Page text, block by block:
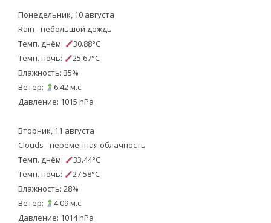
Понедельник, 10 августа
Rain - небольшой дождь
Темп. днём:
30.88°C
Темп. ночь:
25.67°C
Влажность: 35%
Ветер:
6.42 м.с.
Давление: 1015 hPa
Вторник, 11 августа
Clouds - переменная облачность
Темп. днём:
33.44°C
Темп. ночь:
27.58°C
Влажность: 28%
Ветер:
4.09 м.с.
Давление: 1014 hPa